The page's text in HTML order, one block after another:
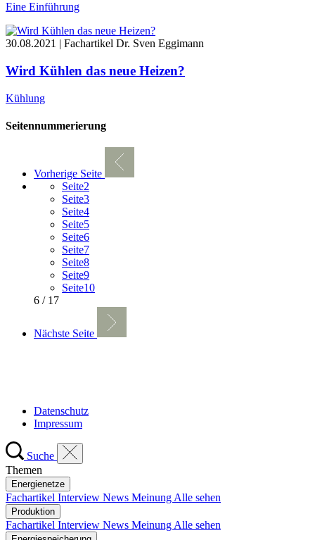
Eine Einführung
30.08.2021 | Fachartikel Dr. Sven Eggimann
Wird Kühlen das neue Heizen?
Kühlung
Seitennummerierung
Vorherige Seite
Seite2
Seite3
Seite4
Seite5
Seite6
Seite7
Seite8
Seite9
Seite10
6 / 17
Nächste Seite
Datenschutz
Impressum
Suche
Themen
Energienetze
Fachartikel Interview News Meinung Alle sehen
Produktion
Fachartikel Interview News Meinung Alle sehen